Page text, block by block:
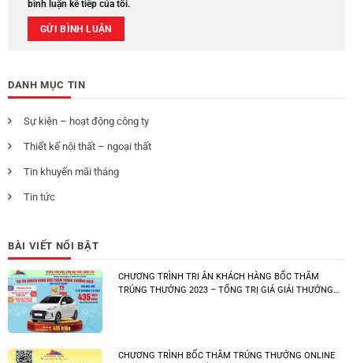
bình luận kế tiếp của tôi.
DANH MỤC TIN
Sự kiện – hoạt động công ty
Thiết kế nội thất – ngoại thất
Tin khuyến mãi tháng
Tin tức
BÀI VIẾT NỔI BẬT
CHƯƠNG TRÌNH TRI ÂN KHÁCH HÀNG BỐC THĂM
TRÚNG THƯỞNG 2023 – TỔNG TRỊ GIÁ GIẢI THƯỞNG
CHƯƠNG TRÌNH BỐC THĂM TRÚNG THƯỞNG ONLINE